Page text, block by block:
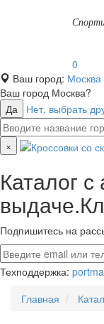
0
Ваш город: Москва
Ваш город Москва?
Да
Нет, выбрать
×
Каталог
Подпишитесь на
Техподдержка:
Главная